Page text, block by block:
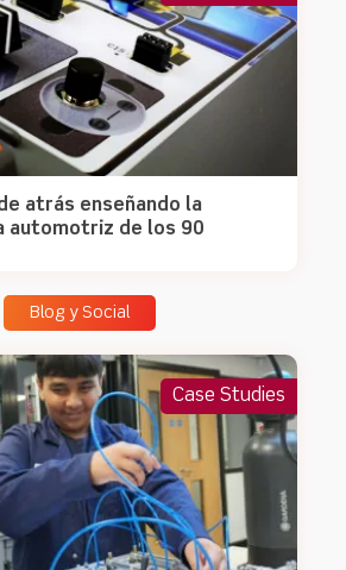
atrás enseñando la
automotriz de los 90
Blog y Social
Case Studies